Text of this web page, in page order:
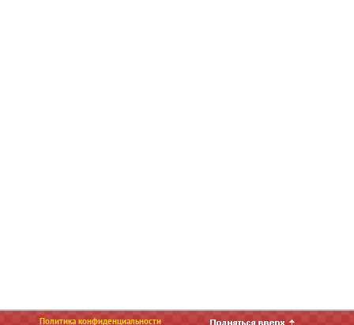
Политика конфиденциальности